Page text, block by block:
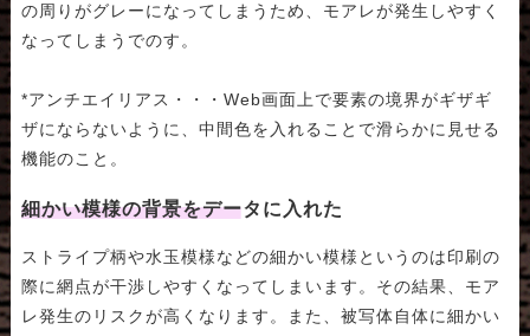
の周りがグレーになってしまうため、モアレが発生しやすく
なってしまうでのす。
*アンチエイリアス・・・Web画面上で要素の境界がギザギ
ザにならないように、中間色を入れることで滑らかに見せる
機能のこと。
細かい模様の背景をデータに入れた
ストライプ柄や水玉模様などの細かい模様というのは印刷の
際に網点が干渉しやすくなってしまいます。その結果、モア
レ発生のリスクが高くなります。また、被写体自体に細かい